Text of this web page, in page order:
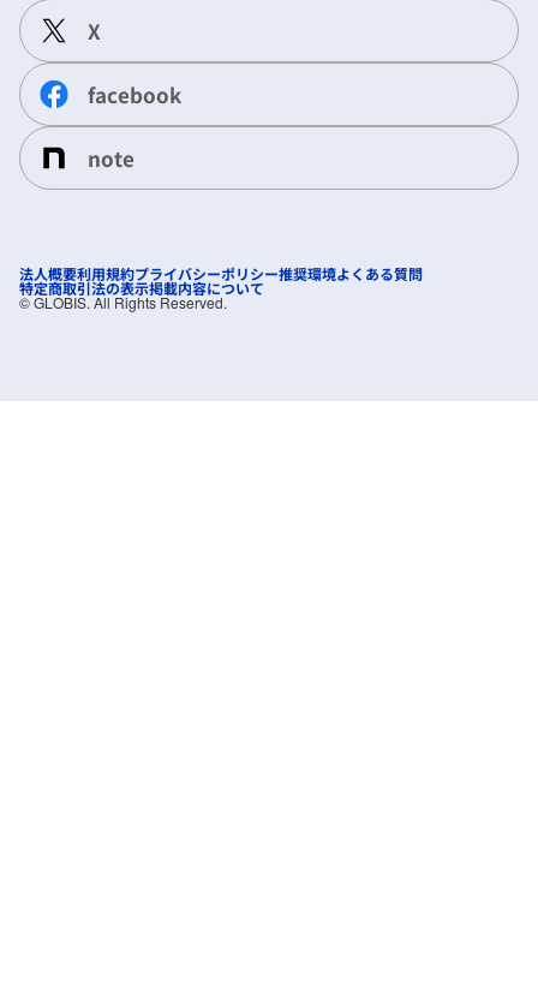
X
facebook
note
法人概要利用規約プライバシーポリシー推奨環境よくある質問
特定商取引法の表示掲載内容について
©︎ GLOBIS. All Rights Reserved.